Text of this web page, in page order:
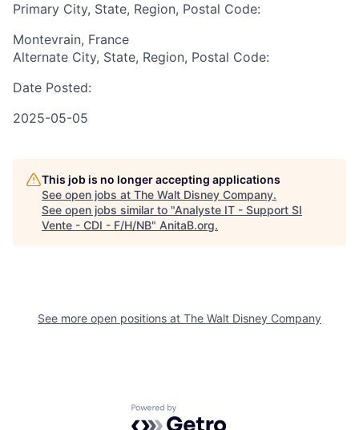
Primary City, State, Region, Postal Code:
Montevrain, France
Alternate City, State, Region, Postal Code:
Date Posted:
2025-05-05
This job is no longer accepting applications
See open jobs at The Walt Disney Company.
See open jobs similar to "Analyste IT - Support SI
Vente - CDI - F/H/NB" AnitaB.org.
See more open positions at The Walt Disney Company
Powered by Getro.com